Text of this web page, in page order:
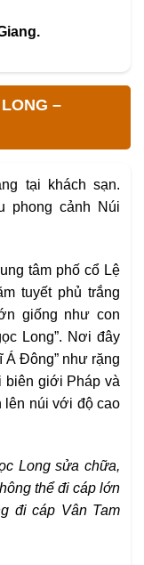
.
–
tại khách sạn.
phong cảnh Núi
tâm phố cổ Lệ
tuyết phủ trắng
giống như con
Long”. Nơi đây
Á Đông” như rặng
biên giới Pháp và
lên núi với độ cao
Long sửa chữa,
thể đi cáp lớn
đi cáp Vân Tam